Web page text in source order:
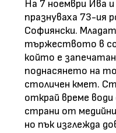
На 7 ноември Ива
празнуваха 73-ия
Софиянски.
тържеството в
който е
поднасянето на
столичен кмет.
открай време
страни от
но пък изглежда